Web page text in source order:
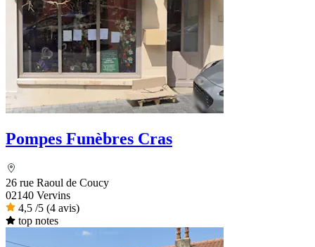
Pompes Funèbres Cras
26 rue Raoul de Coucy
02140 Vervins
4,5 /5 (4 avis)
top notes